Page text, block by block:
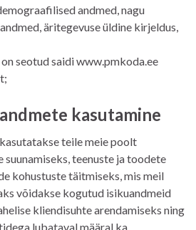
andmed, nagu
äritegevuse üldine kirjeldus,
seotud saidi www.pmkoda.ee
kasutamine
teile meie poolt
teenuste ja toodete
kohustuste täitmiseks, mis meil
võidakse kogutud isikuandmeid
kliendisuhte arendamiseks ning
lubataval määral ka